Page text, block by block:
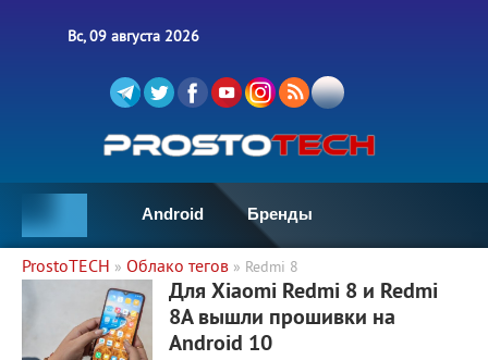
Вс, 09 августа 2026
Android Бренды
ProstoTECH » Облако тегов » Redmi 8
5 275 0
Для Xiaomi Redmi 8 и Redmi
8A вышли прошивки на
Android 10